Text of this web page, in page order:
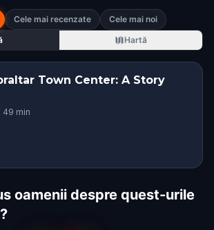
Cele mai recenzate
Cele mai noi
Hartă
Town Center: A Story
49 min
oamenii despre quest-urile